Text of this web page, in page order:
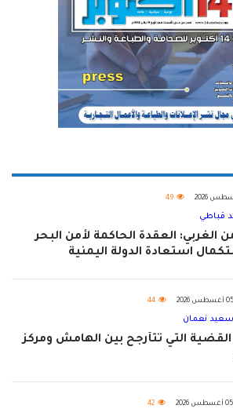
49
قباطي
الغربي: العقدة الحاكمة لأمن البحر
استعادة الدولة اليمنية
44
نعمان
القضية التي تتأرجح بين الهامش ومركز
42